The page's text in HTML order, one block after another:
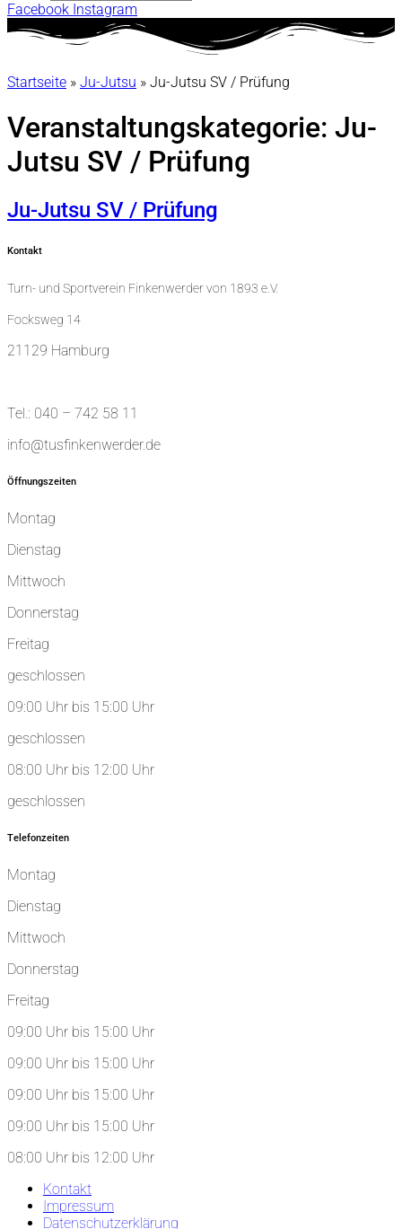
Facebook Instagram
Startseite » Ju-Jutsu » Ju-Jutsu SV / Prüfung
Veranstaltungskategorie: Ju-
Jutsu SV / Prüfung
Ju-Jutsu SV / Prüfung
Kontakt
Turn- und Sportverein Finkenwerder von 1893 e.V.
Focksweg 14
21129 Hamburg
Tel.: 040 – 742 58 11
info@tusfinkenwerder.de
Öffnungszeiten
Montag
Dienstag
Mittwoch
Donnerstag
Freitag
geschlossen
09:00 Uhr bis 15:00 Uhr
geschlossen
08:00 Uhr bis 12:00 Uhr
geschlossen
Telefonzeiten
Montag
Dienstag
Mittwoch
Donnerstag
Freitag
09:00 Uhr bis 15:00 Uhr
09:00 Uhr bis 15:00 Uhr
09:00 Uhr bis 15:00 Uhr
09:00 Uhr bis 15:00 Uhr
08:00 Uhr bis 12:00 Uhr
Kontakt
Impressum
Datenschutzerklärung